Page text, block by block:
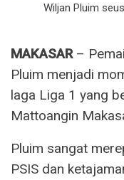
Wiljan Pluim
MAKASAR –
Pluim menjadi
laga Liga 1 yang
Mattoangin
Pluim sangat
PSIS dan